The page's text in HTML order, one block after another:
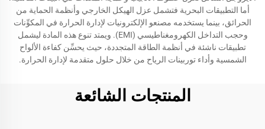
أما التطبيقات البحرية فتشمل عزل الهيكل الخارجي وأنظمة الحماية من
الحرائق، بينما يستخدمه مصنعو الإلكترونيات لإدارة الحرارة في المكوِّنات
وحجب التداخل الكهرومغناطيسي (EMI). ويمتد تنوع هذه المادة ليشمل
تطبيقات ناشئة في أنظمة الطاقة المتجددة، حيث يحسِّن كفاءة الألواح
الشمسية وأداء توربينات الرياح من خلال حلول متقدمة لإدارة الحرارة.
المنتجات الشائعة